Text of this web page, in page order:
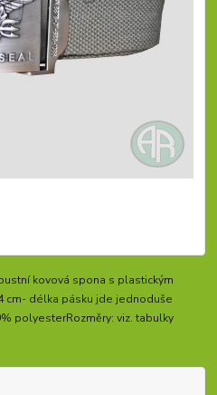
kovová spona s plastickým
cm- délka pásku jde jednoduše
polyesterRozměry: viz. tabulky